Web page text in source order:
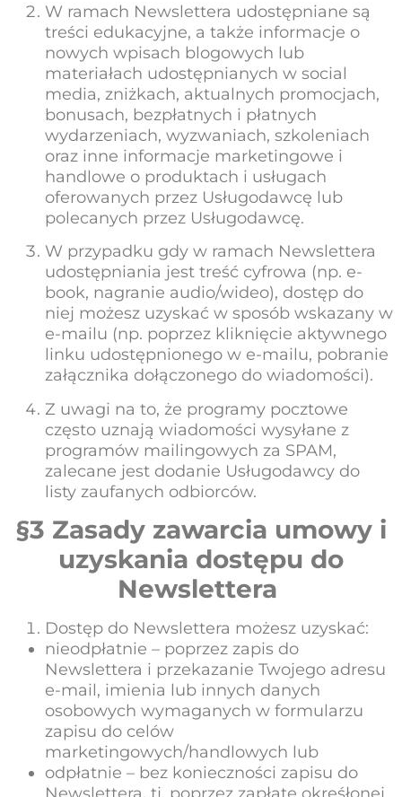
W ramach Newslettera udostępniane są
treści edukacyjne, a także informacje o
nowych wpisach blogowych lub
materiałach udostępnianych w social
media, zniżkach, aktualnych promocjach,
bonusach, bezpłatnych i płatnych
wydarzeniach, wyzwaniach, szkoleniach
oraz inne informacje marketingowe i
handlowe o produktach i usługach
oferowanych przez Usługodawcę lub
polecanych przez Usługodawcę.
W przypadku gdy w ramach Newslettera
udostępniania jest treść cyfrowa (np. e-
book, nagranie audio/wideo), dostęp do
niej możesz uzyskać w sposób wskazany w
e-mailu (np. poprzez kliknięcie aktywnego
linku udostępnionego w e-mailu, pobranie
załącznika dołączonego do wiadomości).
Z uwagi na to, że programy pocztowe
często uznają wiadomości wysyłane z
programów mailingowych za SPAM,
zalecane jest dodanie Usługodawcy do
listy zaufanych odbiorców.
§3 Zasady zawarcia umowy i
uzyskania dostępu do
Newslettera
Dostęp do Newslettera możesz uzyskać:
nieodpłatnie – poprzez zapis do
Newslettera i przekazanie Twojego adresu
e-mail, imienia lub innych danych
osobowych wymaganych w formularzu
zapisu do celów
marketingowych/handlowych lub
odpłatnie – bez konieczności zapisu do